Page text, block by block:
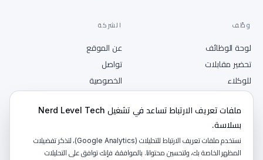
وظّف
لوحة الوظائف
تحضير مقابلات
للوكلاء
انشر وظيفة
الشركة
عن الموقع
تواصل
الخصوصية
RSS ملفات تعريف الارتباط تساعد في تشغيل Nerd Level Tech
بسلاسة.
نستخدم ملفات تعريف الارتباط للتحليلات (Google Analytics)، لتذكر تفضيلات
المظهر الخاصة بك، ولتحسين محتوانا. بالموافقة، فإنك توافق على التحليلات